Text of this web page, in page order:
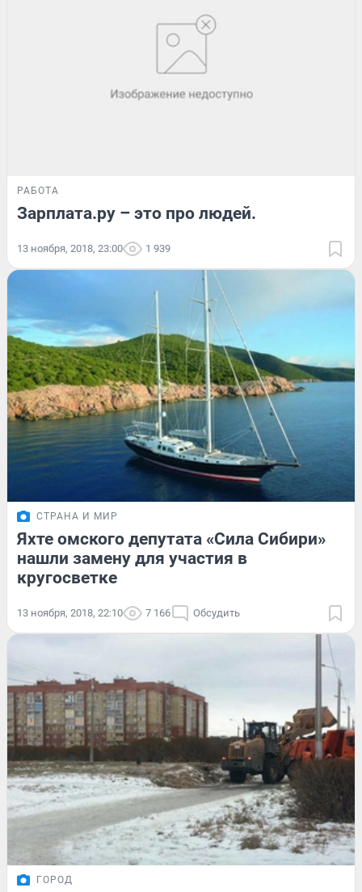
РАБОТА
Зарплата.ру – это про людей.
13 ноября, 2018, 23:00 1 939
СТРАНА И МИР
Яхте омского депутата «Сила Сибири»
нашли замену для участия в
кругосветке
13 ноября, 2018, 22:10 7 166 Обсудить
ГОРОД